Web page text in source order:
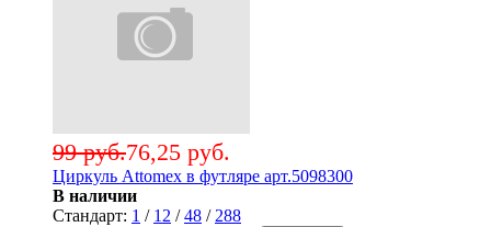
76,25 руб.
99 руб.
Циркуль Attomex в футляре арт.5098300
В наличии
Стандарт: 1 / 12 /48 / 288